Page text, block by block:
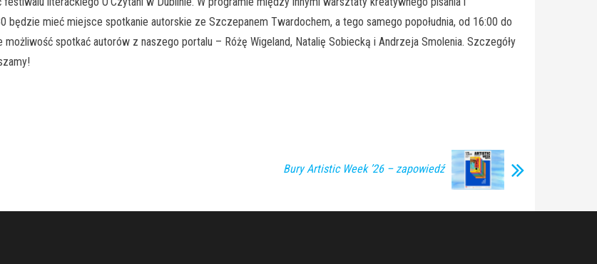
będzie mieć miejsce spotkanie autorskie ze Szczepanem Twardochem, a tego samego popołudnia, od 16:00 do
spotkać autorów z naszego portalu – Różę Wigeland, Natalię Sobiecką i Andrzeja Smolenia. Szczegóły
Bury Artistic Week ’26 – zapowiedź